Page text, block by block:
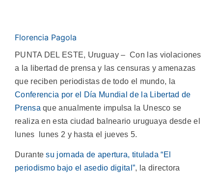
Florencia Pagola
PUNTA DEL ESTE, Uruguay – Con las violaciones
a la libertad de prensa y las censuras y amenazas
que reciben periodistas de todo el mundo, la
Conferencia por el Día Mundial de la Libertad de
Prensa que anualmente impulsa la Unesco se
realiza en esta ciudad balneario uruguaya desde el
lunes lunes 2 y hasta el jueves 5.
Durante su jornada de apertura, titulada “El
periodismo bajo el asedio digital”, la directora